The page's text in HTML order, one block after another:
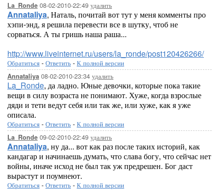
La_Ronde 08-02-2010-22:49 удалить
Annataliya, Наталь, почитай вот тут у меня комменты про
хэпи-энд, я решила перевести все в шутку, чтоб не
сорваться. А ты гришь наша раша...
http://www.liveinternet.ru/users/la_ronde/post120426266/
Обратиться - Ответить - К полной версии
Annataliya 08-02-2010-23:34 удалить
La_Ronde, да ладно. Юные девочки, которые пока такие
вещи в силу возраста не понимают. Хуже, когда взрослые
дяди и тети ведут себя или так же, или хуже, как я уже
описала.
Обратиться - Ответить - К полной версии
La_Ronde 09-02-2010-22:49 удалить
Annataliya, ну да... вот как раз после таких историй, как
кандагар и начинаешь думать, что слава богу, что сейчас нет
войны, иначе исход не был так уж предрешен. Бог даст
вырастут и поумнеют.
Обратиться - Ответить - К полной версии